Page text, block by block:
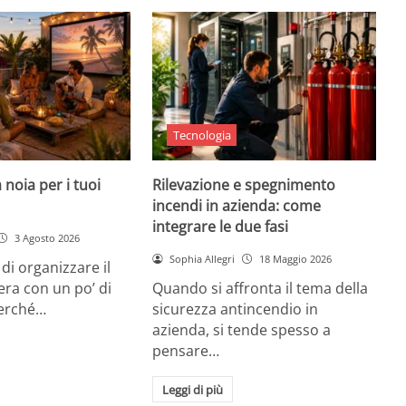
noia per i tuoi
3 Agosto 2026
organizzare il
con un po’ di
Tecnologia
Rilevazione e spegnimento
incendi in azienda: come
integrare le due fasi
Sophia Allegri 18 Maggio 2026
Quando si affronta il tema della
sicurezza antincendio in
azienda, si tende spesso a
pensare…
Leggi di più